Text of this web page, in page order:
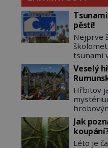
pěstí!
Nejprve
tsunami
(přístav)
Jedná
která je
takřka
Ačkoli je
tsunami
výška
je
Veselý
nouzí?
Hřbitov
a
kde
Jak
pod
Léto je